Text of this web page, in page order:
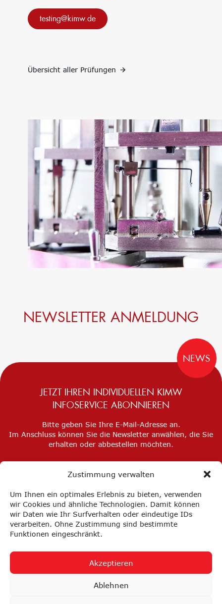
Zustimmung verwalten
Um Ihnen ein optimales Erlebnis zu bieten, verwenden
wir Cookies und ähnliche Technologien. Damit können
wir Daten wie Ihr Surfverhalten oder eindeutige IDs
verarbeiten. Ohne Zustimmung sind bestimmte
Funktionen eingeschränkt.
Akzeptieren
Ablehnen
Transformation,
Umsetzung
Innovationsnetzwerke
Doppelte
Wesentlichkeit, KPI &
Environmental Product
testing@kimw.de
Übersicht aller Prüfungen
NEWSLETTER ANMELDUNG
NEWS
JETZT IHREN INDIVIDUELLEN KIMW
INFOSERVICE ABONNIEREN
Bitte geben Sie Ihre E-Mail-Adresse an.
Im Anschluss können Sie die Newsletter anwählen, die Sie
erhalten oder abbestellen möchten.
Impressum Datenschutz
Privatsphäre-Einstellungen